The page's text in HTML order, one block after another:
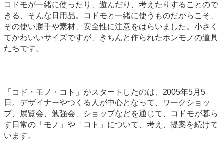
コドモが一緒に使ったり、遊んだり、考えたりすることので
きる、そんな日用品。コドモと一緒に使うものだからこそ、
その使い勝手や素材、安全性に注意をはらいました。小さく
てかわいいサイズですが、きちんと作られたホンモノの道具
たちです。
「コド・モノ・コト」がスタートしたのは、2005年5月5
日。デザイナーやつくる人が中心となって、ワークショッ
プ、展覧会、勉強会、ショップなどを通じて、コドモが暮ら
す日常の「モノ」や「コト」について、考え、提案を続けて
います。